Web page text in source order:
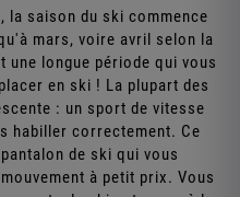
la saison du ski commence
mars, voire avril selon la
une longue période qui vous
en ski ! La plupart des
: un sport de vitesse
habiller correctement. Ce
de ski qui vous
à petit prix. Vous